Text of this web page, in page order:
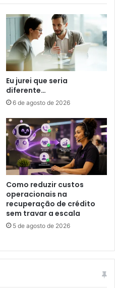
Eu jurei que seria
diferente…
6 de agosto de 2026
Como reduzir custos
operacionais na
recuperação de crédito
sem travar a escala
5 de agosto de 2026